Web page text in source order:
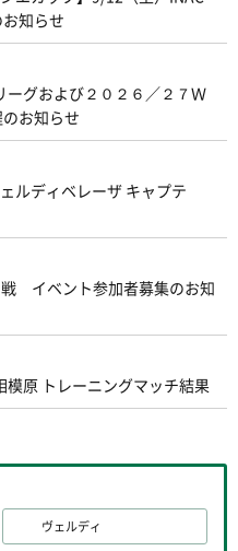
知らせ
ーグおよび２０２６／２７Ｗ
お知らせ
ルディベレーザ キャプテ
イベント参加者募集のお知
原 トレーニングマッチ結果
ヴェルディ